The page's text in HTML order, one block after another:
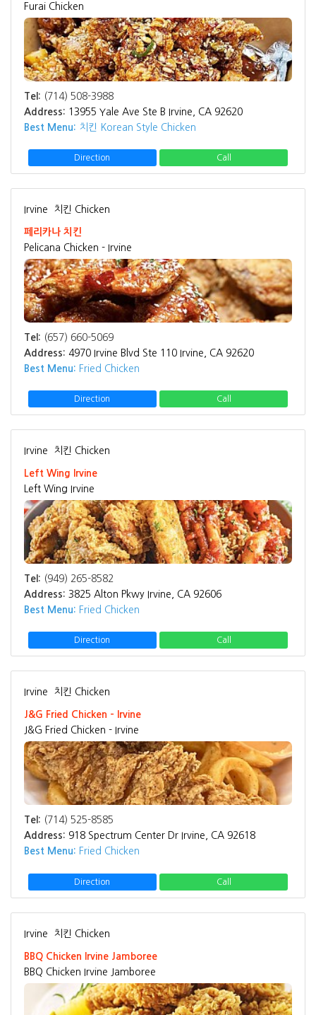
Furai Chicken
Tel: (714) 508-3988
Address: 13955 Yale Ave Ste B Irvine, CA 92620
Best Menu: 치킨 Korean Style Chicken
Direction Call
Irvine 치킨 Chicken
페리카나 치킨
Pelicana Chicken - Irvine
Tel: (657) 660-5069
Address: 4970 Irvine Blvd Ste 110 Irvine, CA 92620
Best Menu: Fried Chicken
Direction Call
Irvine 치킨 Chicken
Left Wing Irvine
Left Wing Irvine
Tel: (949) 265-8582
Address: 3825 Alton Pkwy Irvine, CA 92606
Best Menu: Fried Chicken
Direction Call
Irvine 치킨 Chicken
J&G Fried Chicken - Irvine
J&G Fried Chicken - Irvine
Tel: (714) 525-8585
Address: 918 Spectrum Center Dr Irvine, CA 92618
Best Menu: Fried Chicken
Direction Call
Irvine 치킨 Chicken
BBQ Chicken Irvine Jamboree
BBQ Chicken Irvine Jamboree